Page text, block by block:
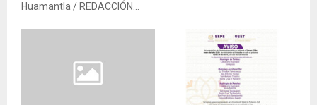
Huamantla / REDACCIÓN...